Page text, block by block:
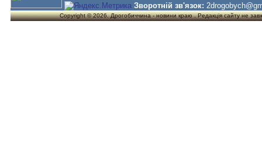
Зворотній зв'язок:
Copyright © 2026. Дрогобиччина - новини краю . Редакція сайту не